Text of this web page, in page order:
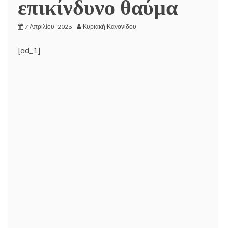
7 Απριλίου, 2025 Κυριακή Κανονίδου
[ad_1]